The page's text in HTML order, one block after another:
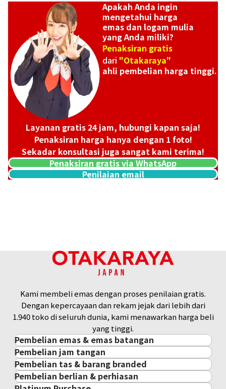
Referensi Harga Buyback
Apakah Anda ingin
mengetahui harga
emas dan logam mulia
yang Anda miliki?
Penaksiran gratis
dari "Otakaraya"
ahli pembelian harga tinggi.
Layanan gratis 24 jam, hubungi kapan saja!
Penaksiran harga hanya dengan 1 foto!
Sekadar konsultasi juga sangat kami terima!
Penaksiran gratis via WhatsApp
Penilaian email
Kami membeli emas dengan proses penilaian gratis.
Dengan kepercayaan dan rekam jejak dari lebih dari
1.940 toko di seluruh dunia, kami menawarkan harga beli
yang tinggi.
Pembelian emas & emas batangan
Pembelian emas & emas batangan
Emas Batangan / Gold Bar
Koin Emas
Pembelian jam tangan
Pembelian jam tangan
ROLEX
Pembelian tas & barang branded
Pembelian tas & barang branded
Pembelian berlian & perhiasan